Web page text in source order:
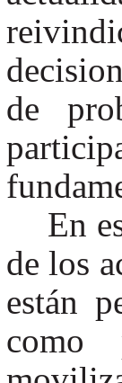
de
En
de los
están
como